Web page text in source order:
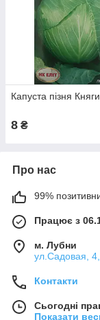
Капуста пізня
8 ₴
Про нас
99%
Працює з
м. Лубни
ул.Садовая,
Контакти
Сьогодні
Показати